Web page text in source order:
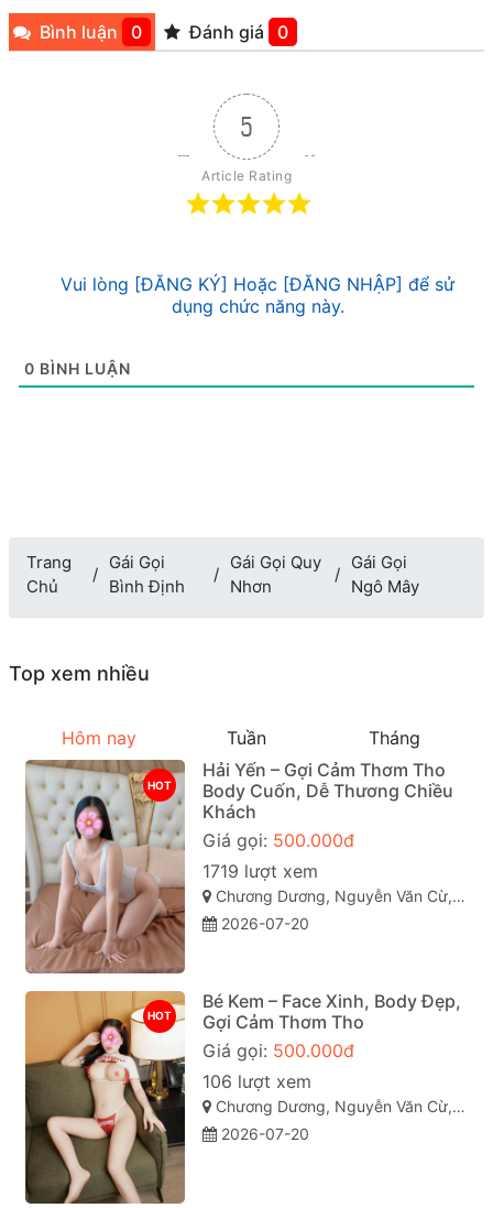
Bình luận 0 Đánh giá 0
5
Article Rating
Vui lòng [ĐĂNG KÝ] Hoặc [ĐĂNG NHẬP] để sử
dụng chức năng này.
0 BÌNH LUẬN
Trang
Chủ
Gái Gọi
Bình Định
Gái Gọi Quy
Nhơn
Gái Gọi
Ngô Mây
Top xem nhiều
Hôm nay Tuần Tháng
HOT
Hải Yến – Gợi Cảm Thơm Tho
Body Cuốn, Dễ Thương Chiều
Khách
Giá gọi: 500.000đ
1719 lượt xem
Chương Dương, Nguyễn Văn Cừ, Quy Nhơn, Bình Định
2026-07-20
HOT
Bé Kem – Face Xinh, Body Đẹp,
Gợi Cảm Thơm Tho
Giá gọi: 500.000đ
106 lượt xem
Chương Dương, Nguyễn Văn Cừ, Quy Nhơn, Bình Định
2026-07-20